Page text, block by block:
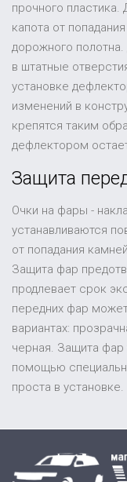
прочного
капота от
дорожного
в штатные
установке
изменений в
крепятся таким
дефлектором
Защита
Очки на фары -
устанавливаются
от попадания
Защита фар
продлевает срок
передних фар
вариантах:
черная. Защита фар
помощью
проста в установке.